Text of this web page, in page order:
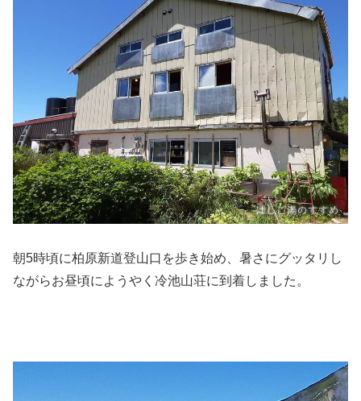
朝5時頃に柏原新道登山口を歩き始め、暑さにグッタリし
ながらお昼頃にようやく冷池山荘に到着しました。